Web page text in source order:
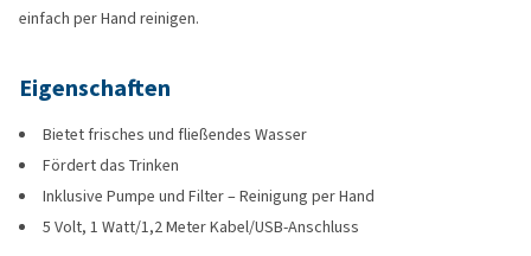
einfach per Hand reinigen.
Eigenschaften
Bietet frisches und fließendes Wasser
Fördert das Trinken
Inklusive Pumpe und Filter – Reinigung per Hand
5 Volt, 1 Watt/1,2 Meter Kabel/USB-Anschluss